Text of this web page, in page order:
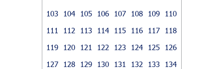
103
104 105 106 107 108 109
110
111
112 113 114 115 116 117
118
119
120 121 122 123 124 125
126
127
128 129 130 131 132 133
134